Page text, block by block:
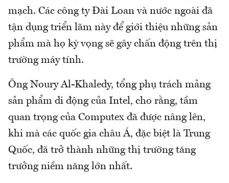
mạch. Các công ty Đài Loan và nước ngoài đã
tận dụng triển lãm này để giới thiệu những sản
phẩm mà họ kỳ vọng sẽ gây chấn động trên thị
trường máy tính.
Ông Noury Al-Khaledy, tổng phụ trách mảng
sản phẩm di động của Intel, cho rằng, tầm
quan trọng của Computex đã được nâng lên,
khi mà các quốc gia châu Á, đặc biệt là Trung
Quốc, đã trở thành những thị trường tăng
trưởng niềm năng lớn nhất.